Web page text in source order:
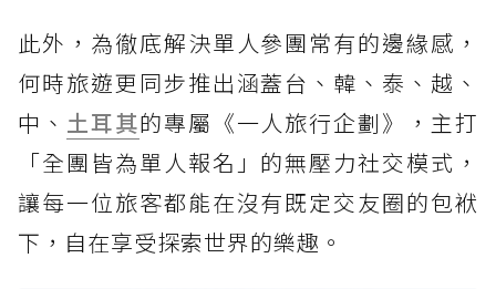
此外，為徹底解決單人參團常有的邊緣感，
何時旅遊更同步推出涵蓋台、韓、泰、越、
中、 土耳其的專屬《一人旅行企劃》，主打
「全團皆為單人報名」的無壓力社交模式，
讓每一位旅客都能在沒有既定交友圈的包袱
下，自在享受探索世界的樂趣。